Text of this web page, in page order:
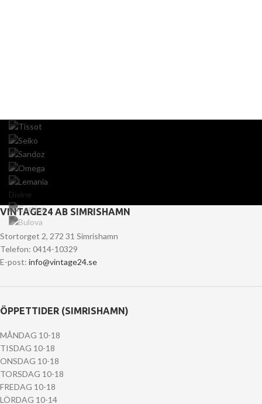
Divine
VINTAGE24 AB SIMRISHAMN
Stortorget 2, 272 31 Simrishamn
Telefon: 0414-10329
E-post: info@vintage24.se
ÖPPETTIDER (SIMRISHAMN)
MÅNDAG 10-18
TISDAG 10-18
ONSDAG 10-18
TORSDAG 10-18
FREDAG 10-18
LÖRDAG 10-14